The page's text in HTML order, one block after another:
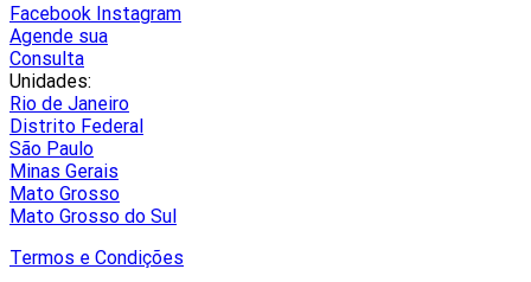
Facebook Instagram
Agende sua
Consulta
Unidades:
Rio de Janeiro
Distrito Federal
São Paulo
Minas Gerais
Mato Grosso
Mato Grosso do Sul
Termos e Condições